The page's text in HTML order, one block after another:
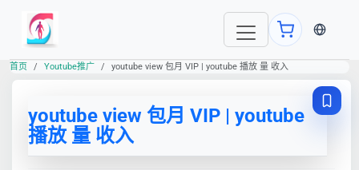
当前语
首页 Youtube推广 youtube view 包月 VIP | youtube 播放 量 收入
youtube view 包月 VIP | youtube
播放 量 收入